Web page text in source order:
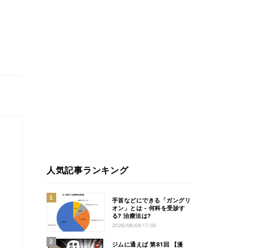
人気記事ランキング
手首などにできる「ガングリ
オン」とは - 何科を受診す
る? 治療法は?
2026/08/06 17:00
ジムに通えば 第81回 【漫